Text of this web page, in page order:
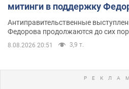
митинги в поддержку
Антиправительственные
Федорова продолжаются до сих пор
8.08.2026 20:51 3,9 т.